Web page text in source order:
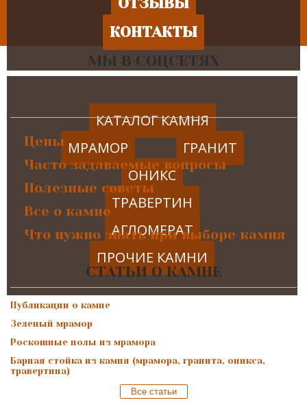
КОНТАКТЫ
КАТАЛОГ КАМНЯ
МРАМОР
ГРАНИТ
ОНИКС
ТРАВЕРТИН
АГЛОМЕРАТ
ПРОЧИЕ КАМНИ
МЫ В СОЦСЕТЯХ
Цены
Часто задаваемые вопросы
Полезные советы
Все о камне
Что нужно знать при выборе камня
СТАТЬИ О КАМНЕ
Публикации о камне
Зеленый мрамор
Роскошные полы из мрамора
Барная стойка из камня (мрамора, гранита, оникса,
травертина)
Все статьи